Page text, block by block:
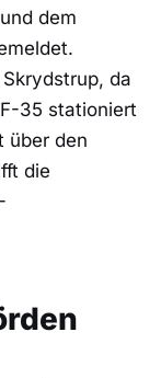
dem
da
35 stationiert
über den
die